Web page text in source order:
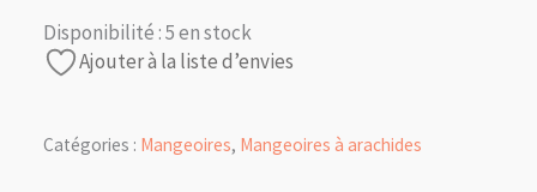
Disponibilité :5 en stock
Ajouter à la liste d’envies
Catégories : Mangeoires, Mangeoires à arachides